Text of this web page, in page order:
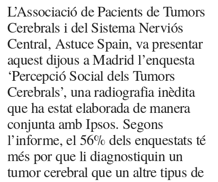
L’Associació de Pacients de Tumors
Cerebrals i del Sistema Nerviós
Central, Astuce Spain, va presentar
aquest dijous a Madrid l’enquesta
‘Percepció Social dels Tumors
Cerebrals’, una radiografia inèdita
que ha estat elaborada de manera
conjunta amb Ipsos. Segons
l’informe, el 56% dels enquestats té
més por que li diagnostiquin un
tumor cerebral que un altre tipus de